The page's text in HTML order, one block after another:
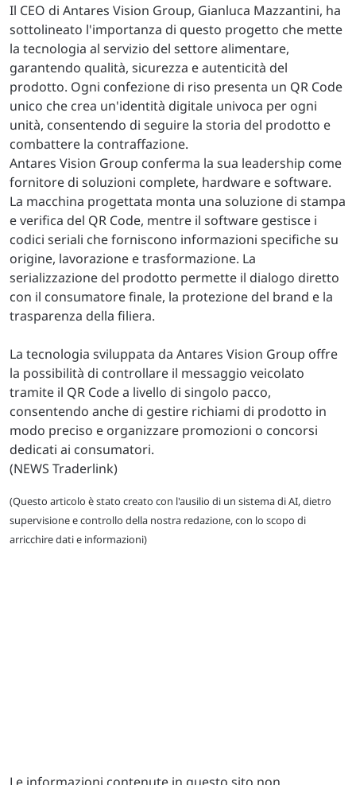
Il CEO di Antares Vision Group, Gianluca Mazzantini, ha
sottolineato l'importanza di questo progetto che mette
la tecnologia al servizio del settore alimentare,
garantendo qualità, sicurezza e autenticità del
prodotto. Ogni confezione di riso presenta un QR Code
unico che crea un'identità digitale univoca per ogni
unità, consentendo di seguire la storia del prodotto e
combattere la contraffazione.
Antares Vision Group conferma la sua leadership come
fornitore di soluzioni complete, hardware e software.
La macchina progettata monta una soluzione di stampa
e verifica del QR Code, mentre il software gestisce i
codici seriali che forniscono informazioni specifiche su
origine, lavorazione e trasformazione. La
serializzazione del prodotto permette il dialogo diretto
con il consumatore finale, la protezione del brand e la
trasparenza della filiera.
La tecnologia sviluppata da Antares Vision Group offre
la possibilità di controllare il messaggio veicolato
tramite il QR Code a livello di singolo pacco,
consentendo anche di gestire richiami di prodotto in
modo preciso e organizzare promozioni o concorsi
dedicati ai consumatori.
(NEWS Traderlink)
(Questo articolo è stato creato con l'ausilio di un sistema di AI, dietro
supervisione e controllo della nostra redazione, con lo scopo di
arricchire dati e informazioni)
Le informazioni contenute in questo sito non